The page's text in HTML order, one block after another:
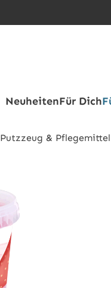
NeuheitenFür Dich
Putzzeug & Pflegemittel